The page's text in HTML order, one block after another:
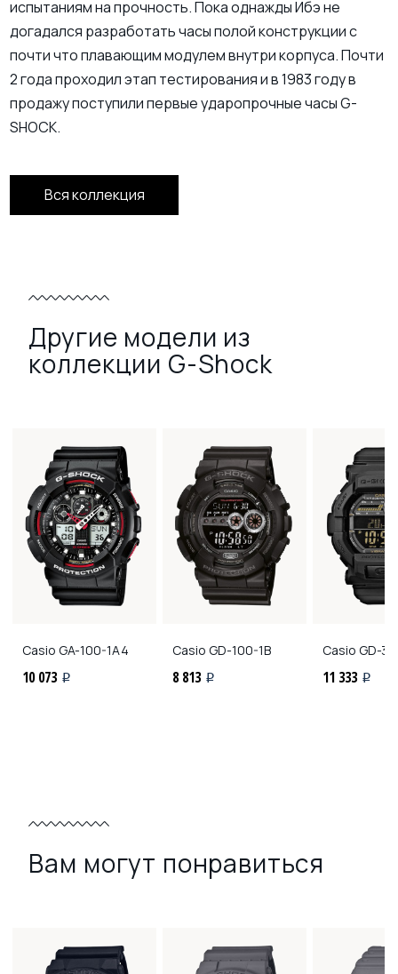
испытаниям на прочность. Пока однажды Ибэ не
догадался разработать часы полой конструкции с
почти что плавающим модулем внутри корпуса. Почти
2 года проходил этап тестирования и в 1983 году в
продажу поступили первые ударопрочные часы G-
SHOCK.
Вся коллекция
Другие модели из
коллекции G-Shock
Casio GA-100-1A4
10 073 i
Casio GD-100-1B
8 813 i
Casio GD-
11 333 i
Вам могут понравиться